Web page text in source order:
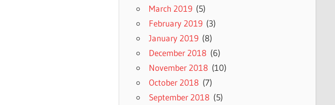
March 2019(5)
February 2019(3)
January 2019(8)
December 2018 (6)
November 2018 (10)
October 2018 (7)
September 2018 (5)